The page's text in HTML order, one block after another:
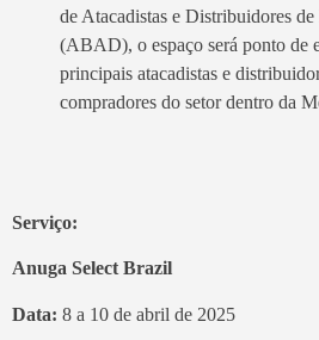
de Atacadistas e Distribuidores
(ABAD), o espaço será ponto de
principais atacadistas e
compradores do setor dentro da
Serviço:
Anuga Select Brazil
Data: 8 a 10 de abril de 2025